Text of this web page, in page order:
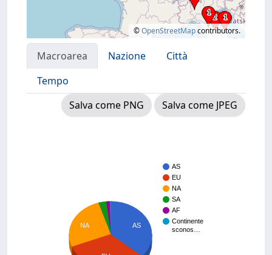
©OpenStreetMapcontributors.
Macroarea Nazione
Città
Tempo
Salva come PNG
Salva come JPEG
AS
EU
NA
SA
AF
Continente
sconos…
AS
NA